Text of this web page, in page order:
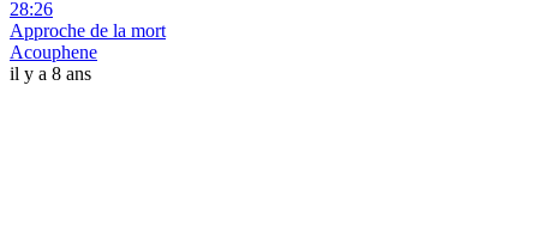
28:26
Approche de la mort
Acouphene
il y a 8 ans